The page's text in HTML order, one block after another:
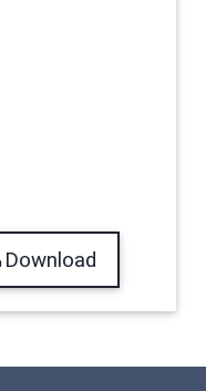
Download